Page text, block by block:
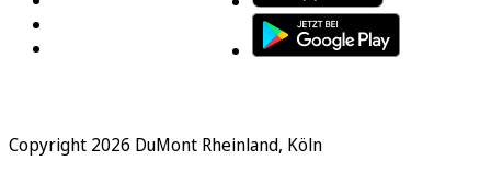
Copyright 2026 DuMont Rheinland, Köln